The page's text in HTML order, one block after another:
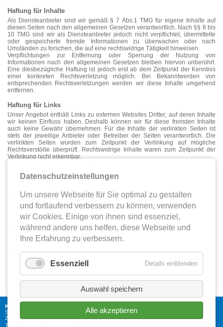
Haftung für Inhalte
Als Diensteanbieter sind wir gemäß § 7 Abs.1 TMG für eigene Inhalte auf
diesen Seiten nach den allgemeinen Gesetzen verantwortlich. Nach §§ 8 bis
10 TMG sind wir als Diensteanbieter jedoch nicht verpflichtet, übermittelte
oder gespeicherte fremde Informationen zu überwachen oder nach
Umständen zu forschen, die auf eine rechtswidrige Tätigkeit hinweisen.
Verpflichtungen zur Entfernung oder Sperrung der Nutzung von
Informationen nach den allgemeinen Gesetzen bleiben hiervon unberührt.
Eine diesbezügliche Haftung ist jedoch erst ab dem Zeitpunkt der Kenntnis
einer konkreten Rechtsverletzung möglich. Bei Bekanntwerden von
entsprechenden Rechtsverletzungen werden wir diese Inhalte umgehend
entfernen.
Haftung für Links
Unser Angebot enthält Links zu externen Websites Dritter, auf deren Inhalte
wir keinen Einfluss haben. Deshalb können wir für diese fremden Inhalte
auch keine Gewähr übernehmen. Für die Inhalte der verlinkten Seiten ist
stets der jeweilige Anbieter oder Betreiber der Seiten verantwortlich. Die
verlinkten Seiten wurden zum Zeitpunkt der Verlinkung auf mögliche
Rechtsverstöße überprüft. Rechtswidrige Inhalte waren zum Zeitpunkt der
Verlinkung nicht erkennbar.
Bekanntwerden von Rechtsverletzungen werden wir derartige Links
Urheberrecht
Die durch die Seitenbetreiber erstellten Inhalte und Werke auf diesen Seiten
unterliegen dem deutschen Urheberrecht. Die Vervielfältigung, Bearbeitung,
Verbreitung und jede Art der Verwertung außerhalb der Grenzen des
Urheberrechtes bedürfen der schriftlichen Zustimmung des jeweiligen Autors
bzw. Erstellers. Downloads und Kopien dieser Seite sind nur für den privaten,
nicht kommerziellen Gebrauch gestattet.
Soweit die Inhalte auf dieser Seite nicht vom Betreiber erstellt wurden,
werden die Urheberrechte Dritter beachtet. Insbesondere werden Inhalte
Dritter als solche gekennzeichnet. Sollten Sie trotzdem auf eine
entsprechenden Hinweis. Bei Bekanntwerden von Rechtsverletzungen
werden wir derartige Inhalte umgehend entfernen.
KreisSportBund NWM e.V.
Schiffbauerpromenade 3
23966 Wismar
Telefon: 03841 - 32 658 80
Datenschutzeinstellungen
Um unsere Webseite für Sie optimal zu gestalten
und fortlaufend verbessern zu können, verwenden
wir Cookies. Einige von ihnen sind essenziel,
während andere uns helfen, diese Webseite und
Ihre Erfahrung zu verbessern.
Essenziell Details einblenden
Auswahl speichern
Alle akzeptieren